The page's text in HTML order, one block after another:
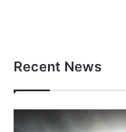
Recent News